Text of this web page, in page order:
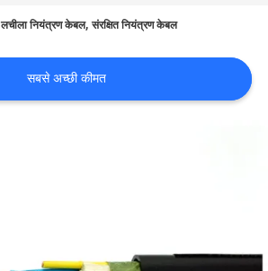
लचीला नियंत्रण केबल,संरक्षित नियंत्रण केबल
सबसे अच्छी कीमत